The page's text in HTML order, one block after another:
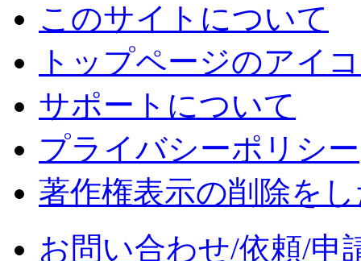
このサイトについて
トップページのアイ
サポートについて
プライバシーポリシー
著作権表示の削除を
お問い合わせ/依頼/申